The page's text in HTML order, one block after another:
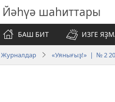
Йәһүә шаһиттары
БАШ БИТ
ИЗГЕ
Журналдар «Уянығыҙ!» | № 2